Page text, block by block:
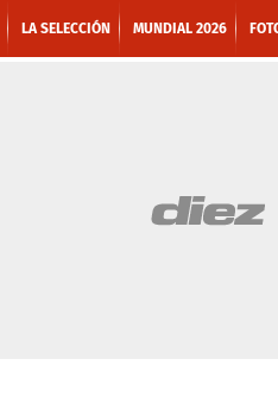
LA SELECCIÓN MUNDIAL 2026